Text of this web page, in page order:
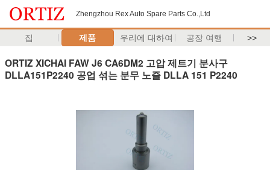
Zhengzhou Rex Auto Spare Parts Co.,Ltd
집 제품 우리에 대하여 공장 여행 >>
ORTIZ XICHAI FAW J6 CA6DM2 고압 제트기 분사구
DLLA151P2240 공업 섞는 분무 노즐 DLLA 151 P2240